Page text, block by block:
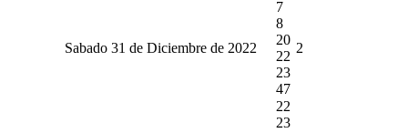
Sabado 31 de Diciembre de 2022
7
8
20
22
23
47
2
22
23